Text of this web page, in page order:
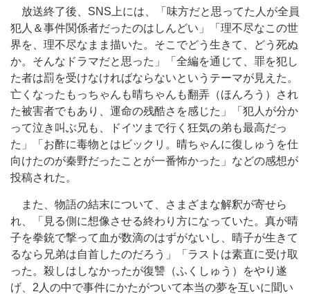
放送終了後、SNS上には、「味方だと思ってた人が全員
犯人＆事件関係者だったのはしんどい」「理不尽なこの世
界を、理不尽なまま描いた。そこでどう生きて、どう死ぬ
か。そんなドラマだと思った」「全編を通じて、罪を犯し
た者は罰を受けなければならないというテーマが見えた。
亡くなったもっちゃんも晴ちゃんも翻弄（ほんろう）され
た被害者でもあり、運命の残酷さを感じた」「犯人が分か
って泣き叫ぶ兄も、ドイツまで行く狂気の弟も最高だっ
た」「お酢に毒物とはビックリ。晴ちゃんに復しゅうを仕
向けたのが秦野だったことが一番怖かった」などの感想が
投稿された。
また、物語の結末について、さまざまな解釈が寄せら
れ、「見る側に想像させる終わり方になっていた。真が晴
子を拳銃で撃って血が数滴のはずがないし、晴子が生きて
るなら兄弟は自首したのだろう」「ラストは素直に受け取
った。殺しはしなかったが復讐（ふくしゅう）をやり遂
げ、2人の中で事件にかたがついて本当の夢を互いに聞い